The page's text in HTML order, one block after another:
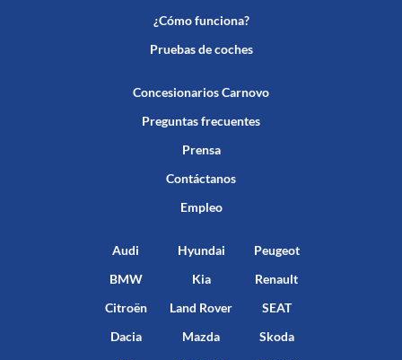
¿Cómo funciona?
Pruebas de coches
Concesionarios Carnovo
Preguntas frecuentes
Prensa
Contáctanos
Empleo
Audi
BMW
Citroën
Dacia
Hyundai
Kia
Land Rover
Mazda
Peugeot
Renault
SEAT
Skoda